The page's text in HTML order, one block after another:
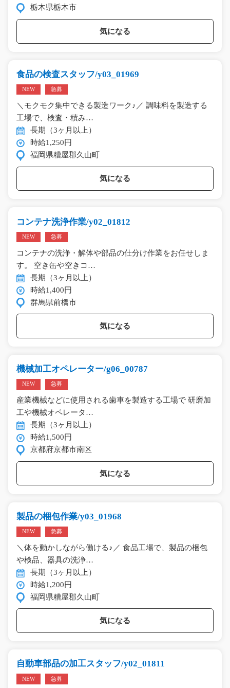
栃木県栃木市
気になる
食品の検査スタッフ/y03_01969
NEW 急募
＼モクモク集中できる製造ワーク♪／ 調味料を製造する
工場で、検査・積み…
長期（3ヶ月以上）
時給1,250円
福岡県糟屋郡久山町
気になる
コンテナ洗浄作業/y02_01812
NEW 急募
コンテナの洗浄・解体や部品の仕分け作業をお任せしま
す。 空き缶や空きコ…
長期（3ヶ月以上）
時給1,400円
群馬県前橋市
気になる
機械加工オペレーター/g06_00787
NEW 急募
産業機械などに使用される歯車を製造する工場で 研磨加
工や機械オペレータ…
長期（3ヶ月以上）
時給1,500円
京都府京都市南区
気になる
製品の梱包作業/y03_01968
NEW 急募
＼体を動かしながら働ける♪／ 食品工場で、製品の梱包
や検品、器具の洗浄…
長期（3ヶ月以上）
時給1,200円
福岡県糟屋郡久山町
気になる
自動車部品の加工スタッフ/y02_01811
NEW 急募